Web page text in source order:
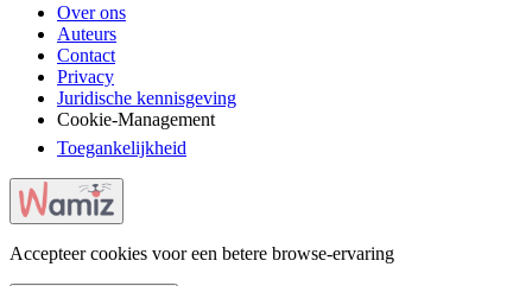
Over ons
Auteurs
Contact
Privacy
Juridische kennisgeving
Cookie-Management
Toegankelijkheid
Accepteer cookies voor een betere browse-ervaring